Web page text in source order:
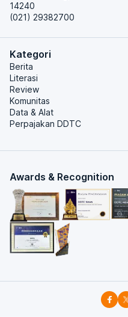
14240
(021) 29382700
Kategori
Berita
Literasi
Review
Komunitas
Data & Alat
Perpajakan DDTC
Awards & Recognition